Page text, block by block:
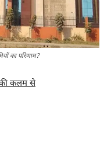
का परिणाम?
की कलम से